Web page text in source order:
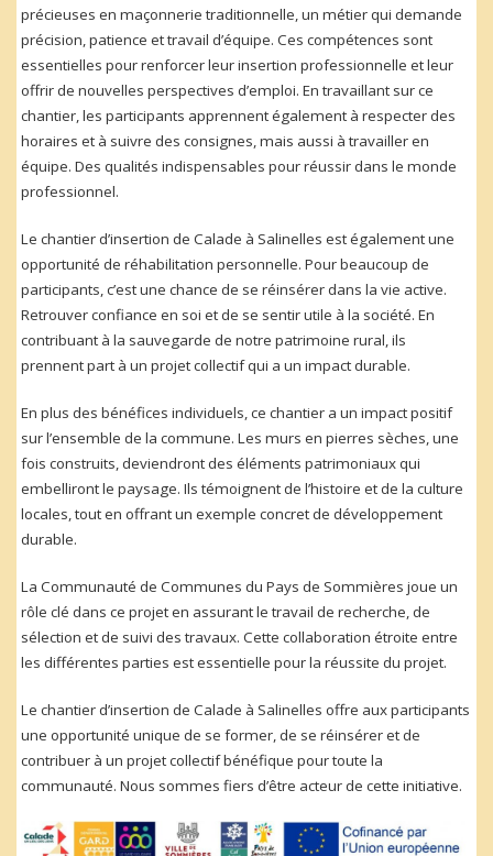
précieuses en maçonnerie traditionnelle, un métier qui demande
précision, patience et travail d’équipe. Ces compétences sont
essentielles pour renforcer leur insertion professionnelle et leur
offrir de nouvelles perspectives d’emploi. En travaillant sur ce
chantier, les participants apprennent également à respecter des
horaires et à suivre des consignes, mais aussi à travailler en
équipe. Des qualités indispensables pour réussir dans le monde
professionnel.
Le chantier d’insertion de Calade à Salinelles est également une
opportunité de réhabilitation personnelle. Pour beaucoup de
participants, c’est une chance de se réinsérer dans la vie active.
Retrouver confiance en soi et de se sentir utile à la société. En
contribuant à la sauvegarde de notre patrimoine rural, ils
prennent part à un projet collectif qui a un impact durable.
En plus des bénéfices individuels, ce chantier a un impact positif
sur l’ensemble de la commune. Les murs en pierres sèches, une
fois construits, deviendront des éléments patrimoniaux qui
embelliront le paysage. Ils témoignent de l’histoire et de la culture
locales, tout en offrant un exemple concret de développement
durable.
La Communauté de Communes du Pays de Sommières joue un
rôle clé dans ce projet en assurant le travail de recherche, de
sélection et de suivi des travaux. Cette collaboration étroite entre
les différentes parties est essentielle pour la réussite du projet.
Le chantier d’insertion de Calade à Salinelles offre aux participants
une opportunité unique de se former, de se réinsérer et de
contribuer à un projet collectif bénéfique pour toute la
communauté. Nous sommes fiers d’être acteur de cette initiative.